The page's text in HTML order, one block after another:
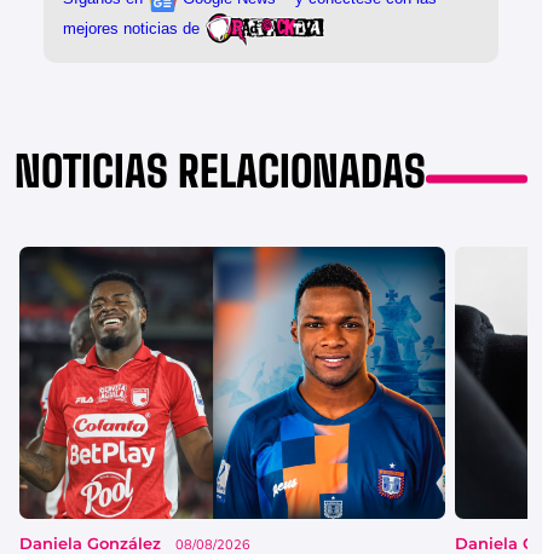
NOTICIAS RELACIONADAS
Daniela González 08/08/2026 Daniela